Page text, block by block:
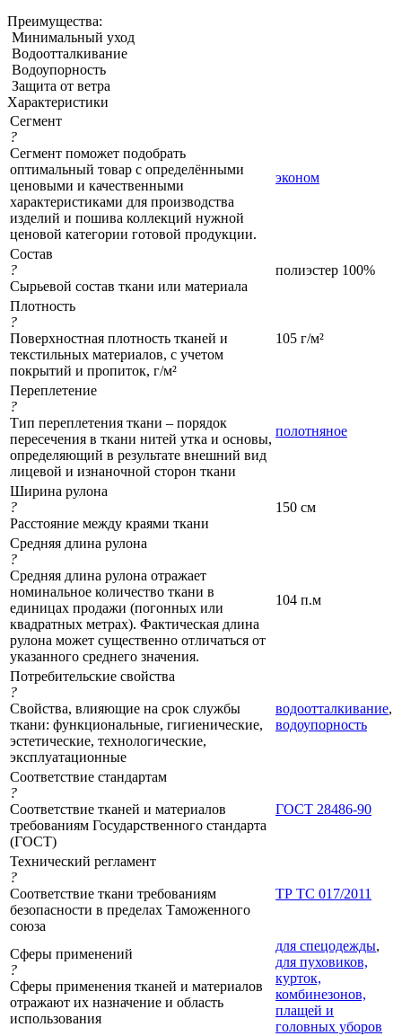
Преимущества:
Минимальный уход
Водоотталкивание
Водоупорность
Защита от ветра
Характеристики
Сегмент
?
Сегмент поможет подобрать
оптимальный товар с определёнными
ценовыми и качественными
характеристиками для производства
изделий и пошива коллекций нужной
ценовой категории готовой продукции.
эконом
Состав
?
Сырьевой состав ткани или материала
полиэстер 100%
Плотность
?
Поверхностная плотность тканей и
текстильных материалов, с учетом
покрытий и пропиток, г/м²
105 г/м²
Переплетение
?
Тип переплетения ткани – порядок
пересечения в ткани нитей утка и основы,
определяющий в результате внешний вид
лицевой и изнаночной сторон ткани
полотняное
Ширина рулона
?
Расстояние между краями ткани
150 см
Средняя длина рулона
?
Средняя длина рулона отражает
номинальное количество ткани в
единицах продажи (погонных или
квадратных метрах). Фактическая длина
рулона может существенно отличаться от
указанного среднего значения.
104 п.м
Потребительские свойства
?
Свойства, влияющие на срок службы
ткани: функциональные, гигиенические,
эстетические, технологические,
эксплуатационные
водоотталкивание,
водоупорность
Соответствие стандартам
?
Соответствие тканей и материалов
требованиям Государственного стандарта
(ГОСТ)
ГОСТ 28486-90
Технический регламент
?
Соответствие ткани требованиям
безопасности в пределах Таможенного
союза
ТР ТС 017/2011
Сферы применений
?
Сферы применения тканей и материалов
отражают их назначение и область
использования
для спецодежды,
для пуховиков,
курток,
комбинезонов,
плащей и
головных уборов